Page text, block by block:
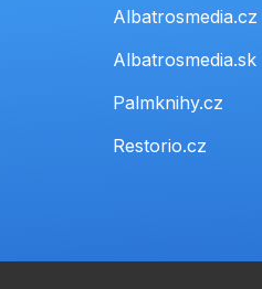
Albatrosmedia.cz
Albatrosmedia.sk
Palmknihy.cz
Restorio.cz